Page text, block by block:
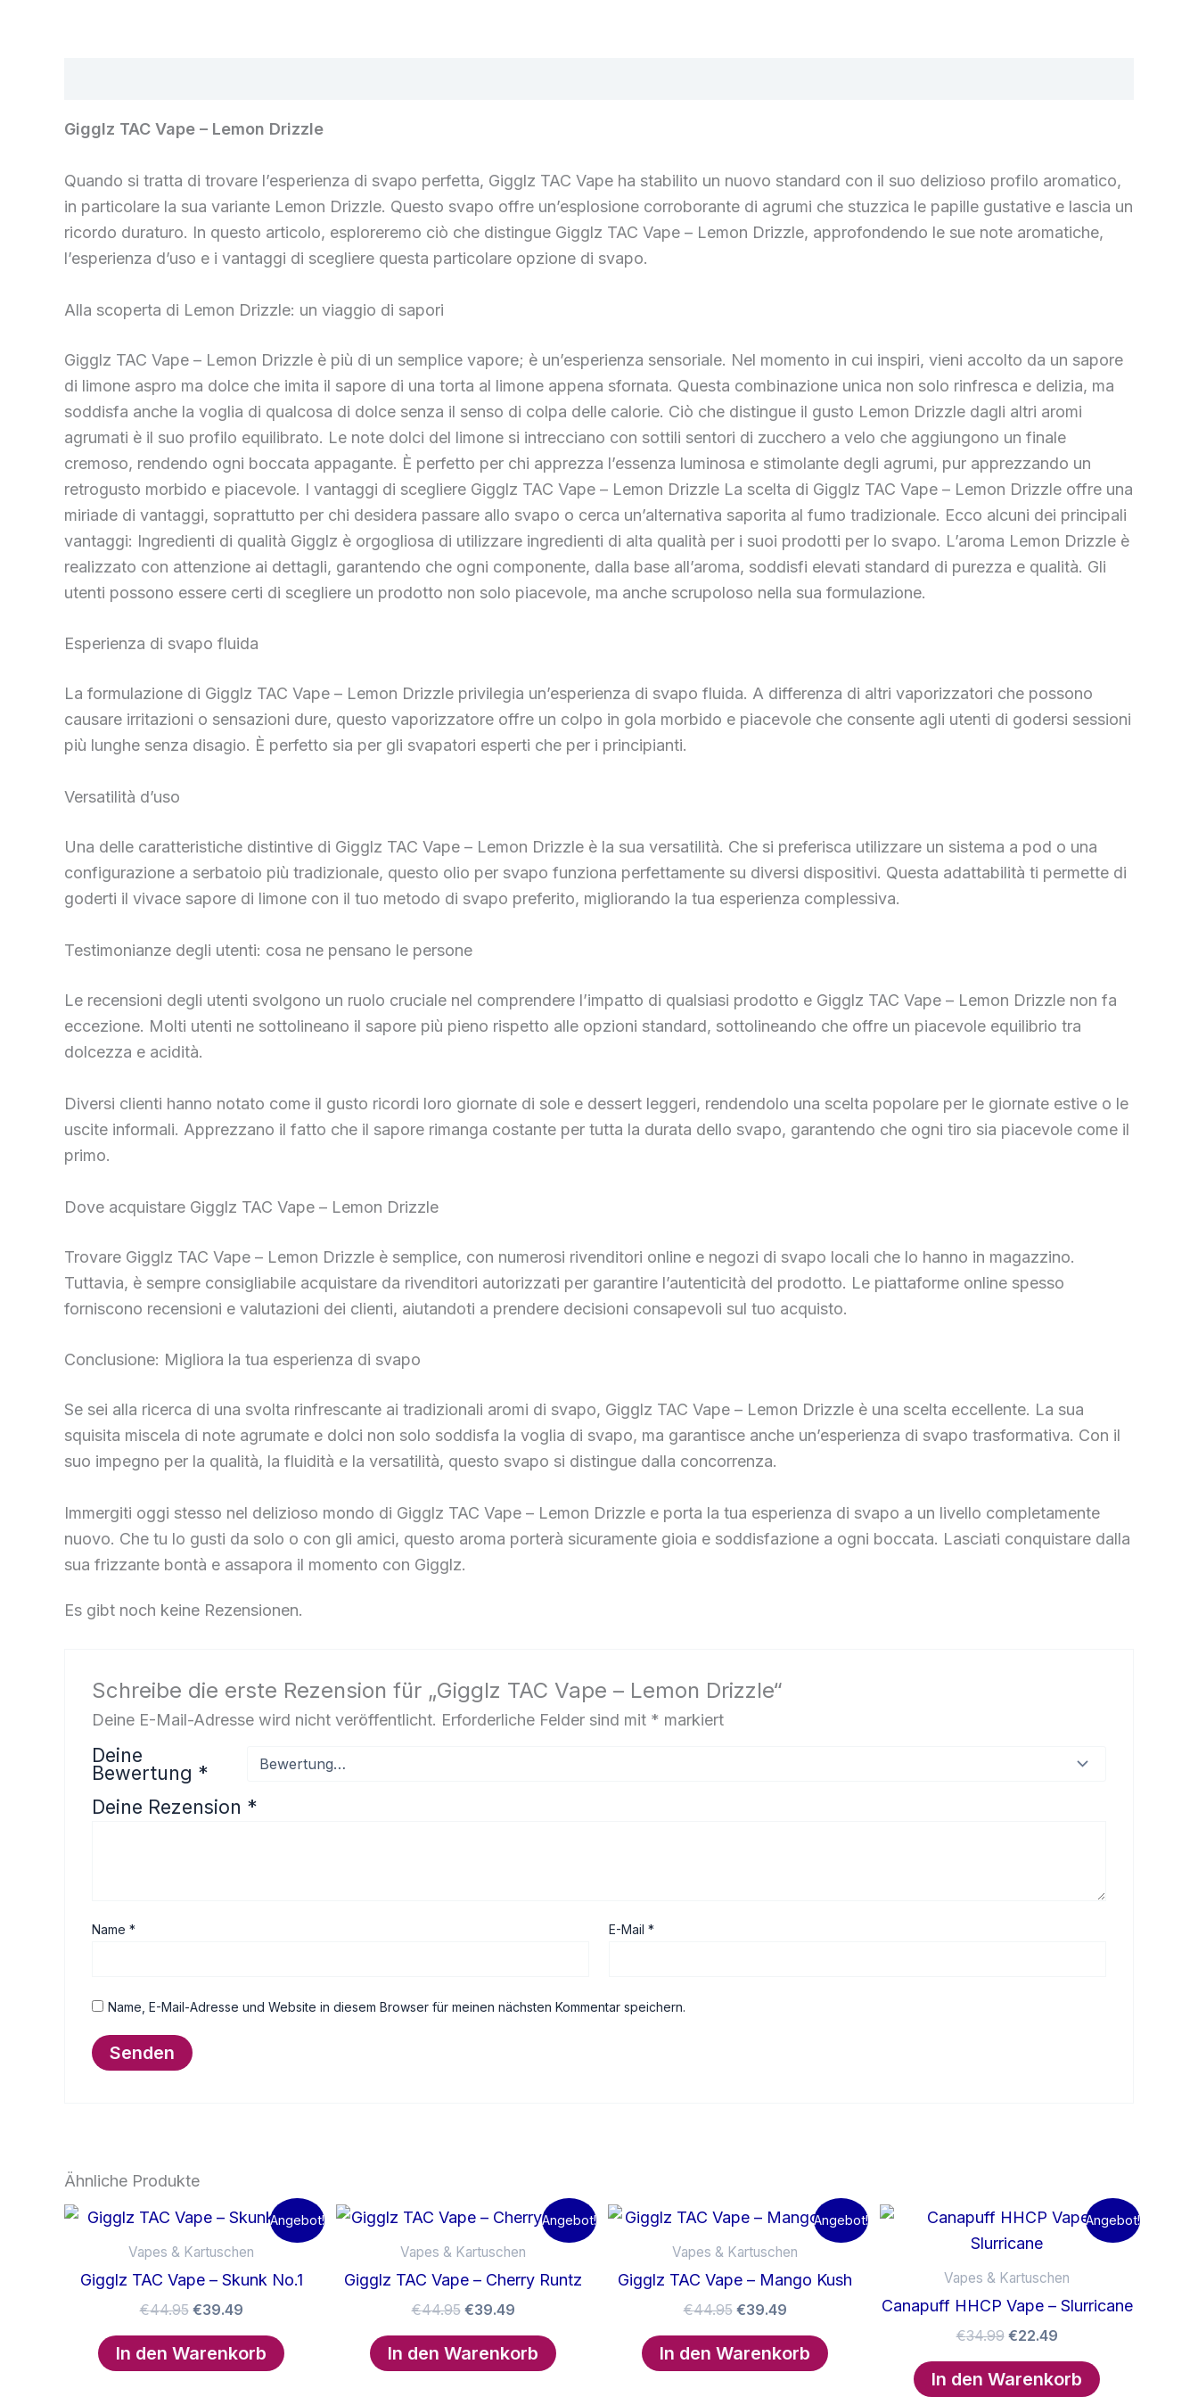
Gigglz TAC Vape – Lemon Drizzle
Quando si tratta di trovare l’esperienza di svapo perfetta, Gigglz TAC Vape ha stabilito un nuovo standard con il suo delizioso profilo aromatico,
in particolare la sua variante Lemon Drizzle. Questo svapo offre un’esplosione corroborante di agrumi che stuzzica le papille gustative e lascia un
ricordo duraturo. In questo articolo, esploreremo ciò che distingue Gigglz TAC Vape – Lemon Drizzle, approfondendo le sue note aromatiche,
l’esperienza d’uso e i vantaggi di scegliere questa particolare opzione di svapo.
Alla scoperta di Lemon Drizzle: un viaggio di sapori
Gigglz TAC Vape – Lemon Drizzle è più di un semplice vapore; è un’esperienza sensoriale. Nel momento in cui inspiri, vieni accolto da un sapore
di limone aspro ma dolce che imita il sapore di una torta al limone appena sfornata. Questa combinazione unica non solo rinfresca e delizia, ma
soddisfa anche la voglia di qualcosa di dolce senza il senso di colpa delle calorie. Ciò che distingue il gusto Lemon Drizzle dagli altri aromi
agrumati è il suo profilo equilibrato. Le note dolci del limone si intrecciano con sottili sentori di zucchero a velo che aggiungono un finale
cremoso, rendendo ogni boccata appagante. È perfetto per chi apprezza l’essenza luminosa e stimolante degli agrumi, pur apprezzando un
retrogusto morbido e piacevole. I vantaggi di scegliere Gigglz TAC Vape – Lemon Drizzle La scelta di Gigglz TAC Vape – Lemon Drizzle offre una
miriade di vantaggi, soprattutto per chi desidera passare allo svapo o cerca un’alternativa saporita al fumo tradizionale. Ecco alcuni dei principali
vantaggi: Ingredienti di qualità Gigglz è orgogliosa di utilizzare ingredienti di alta qualità per i suoi prodotti per lo svapo. L’aroma Lemon Drizzle è
realizzato con attenzione ai dettagli, garantendo che ogni componente, dalla base all’aroma, soddisfi elevati standard di purezza e qualità. Gli
utenti possono essere certi di scegliere un prodotto non solo piacevole, ma anche scrupoloso nella sua formulazione.
Esperienza di svapo fluida
La formulazione di Gigglz TAC Vape – Lemon Drizzle privilegia un’esperienza di svapo fluida. A differenza di altri vaporizzatori che possono
causare irritazioni o sensazioni dure, questo vaporizzatore offre un colpo in gola morbido e piacevole che consente agli utenti di godersi sessioni
più lunghe senza disagio. È perfetto sia per gli svapatori esperti che per i principianti.
Versatilità d’uso
Una delle caratteristiche distintive di Gigglz TAC Vape – Lemon Drizzle è la sua versatilità. Che si preferisca utilizzare un sistema a pod o una
configurazione a serbatoio più tradizionale, questo olio per svapo funziona perfettamente su diversi dispositivi. Questa adattabilità ti permette di
goderti il ​​vivace sapore di limone con il tuo metodo di svapo preferito, migliorando la tua esperienza complessiva.
Testimonianze degli utenti: cosa ne pensano le persone
Le recensioni degli utenti svolgono un ruolo cruciale nel comprendere l’impatto di qualsiasi prodotto e Gigglz TAC Vape – Lemon Drizzle non fa
eccezione. Molti utenti ne sottolineano il sapore più pieno rispetto alle opzioni standard, sottolineando che offre un piacevole equilibrio tra
dolcezza e acidità.
Diversi clienti hanno notato come il gusto ricordi loro giornate di sole e dessert leggeri, rendendolo una scelta popolare per le giornate estive o le
uscite informali. Apprezzano il fatto che il sapore rimanga costante per tutta la durata dello svapo, garantendo che ogni tiro sia piacevole come il
primo.
Dove acquistare Gigglz TAC Vape – Lemon Drizzle
Trovare Gigglz TAC Vape – Lemon Drizzle è semplice, con numerosi rivenditori online e negozi di svapo locali che lo hanno in magazzino.
Tuttavia, è sempre consigliabile acquistare da rivenditori autorizzati per garantire l’autenticità del prodotto. Le piattaforme online spesso
forniscono recensioni e valutazioni dei clienti, aiutandoti a prendere decisioni consapevoli sul tuo acquisto.
Conclusione: Migliora la tua esperienza di svapo
Se sei alla ricerca di una svolta rinfrescante ai tradizionali aromi di svapo, Gigglz TAC Vape – Lemon Drizzle è una scelta eccellente. La sua
squisita miscela di note agrumate e dolci non solo soddisfa la voglia di svapo, ma garantisce anche un’esperienza di svapo trasformativa. Con il
suo impegno per la qualità, la fluidità e la versatilità, questo svapo si distingue dalla concorrenza.
Immergiti oggi stesso nel delizioso mondo di Gigglz TAC Vape – Lemon Drizzle e porta la tua esperienza di svapo a un livello completamente
nuovo. Che tu lo gusti da solo o con gli amici, questo aroma porterà sicuramente gioia e soddisfazione a ogni boccata. Lasciati conquistare dalla
sua frizzante bontà e assapora il momento con Gigglz.
Es gibt noch keine Rezensionen.
Schreibe die erste Rezension für „Gigglz TAC Vape – Lemon Drizzle“
Deine E-Mail-Adresse wird nicht veröffentlicht. Erforderliche Felder sind mit * markiert
Deine
Bewertung *
Deine Rezension *
Name* E-Mail*
Name, E-Mail-Adresse und Website in diesem Browser für meinen nächsten Kommentar speichern.
Ähnliche Produkte
Angebot!
Vapes & Kartuschen
Gigglz TAC Vape – Skunk No.1
€44.95 Ursprünglicher
war:
€44.95
€39.49Aktueller
ist:
€39.49.
In den Warenkorb
Angebot!
Vapes & Kartuschen
Gigglz TAC Vape – Cherry Runtz
€44.95 Ursprünglicher
war:
€44.95
€39.49Aktueller
ist:
€39.49.
In den Warenkorb
Angebot!
Vapes & Kartuschen
Gigglz TAC Vape – Mango Kush
€44.95 Ursprünglicher
war:
€44.95
€39.49Aktueller
ist:
€39.49.
In den Warenkorb
Angebot!
Vapes & Kartuschen
Canapuff HHCP Vape – Slurricane
€34.99 Ursprünglicher
war:
€34.99
€22.49Aktueller
ist:
€22.49.
In den Warenkorb